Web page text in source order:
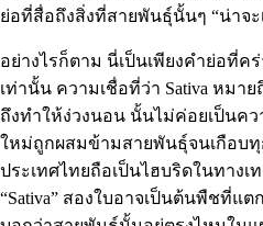
ย่อที่สื่อถึงสิ่งที่สายพันธุ์นั้นๆ “น่าจะ
อย่างไรก็ตาม นี่เป็นเพียงคำย่อที่ค
เท่านั้น ความเชื่อที่ว่า Sativa หมา
ถึงทำให้ง่วงนอน นั้นไม่ค่อยเป็นคว
ใหม่ถูกผสมข้ามสายพันธุ์จนเกือบ
ประเทศไทยถือเป็นไฮบริดในทาง
“Sativa” สองใบอาจเป็นต้นพืชที่แ